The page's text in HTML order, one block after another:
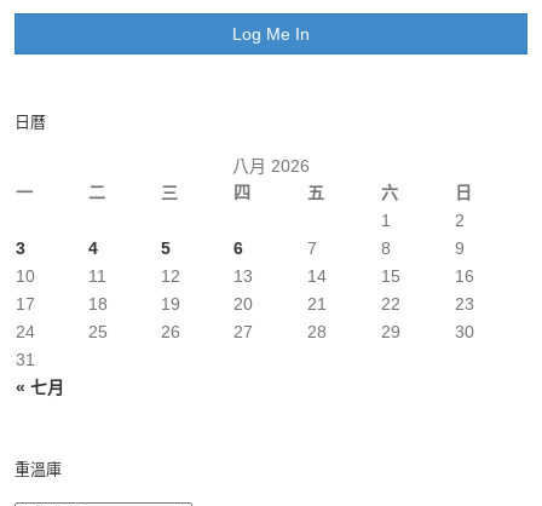
日曆
八月 2026
一
二 三 四 五 六 日
« 七月
1
2
3
4 5 6 7 8
9
10
11 12 13 14 15
16
17
18 19 20 21 22
23
24
25 26 27 28 29
30
31
重溫庫